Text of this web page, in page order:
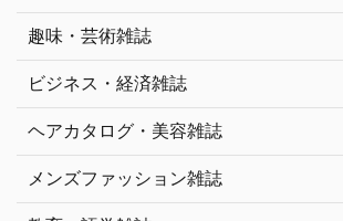
趣味・芸術雑誌
ビジネス・経済雑誌
ヘアカタログ・美容雑誌
メンズファッション雑誌